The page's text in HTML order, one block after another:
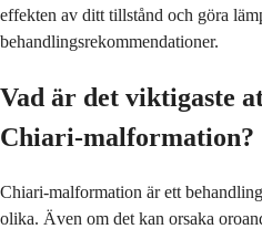
effekten av ditt tillstånd och göra
behandlingsrekommendationer.
Vad är det viktigaste
Chiari-malformation?
Chiari-malformation är ett
olika. Även om det kan orsaka